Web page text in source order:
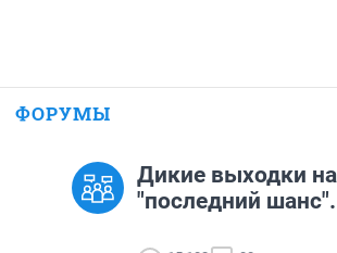
ФОРУМЫ
Дикие выходки
"последний